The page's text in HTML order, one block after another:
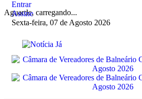
Aguarde, carregando...
Entrar
Assine
Sexta-feira, 07 de Agosto 2026